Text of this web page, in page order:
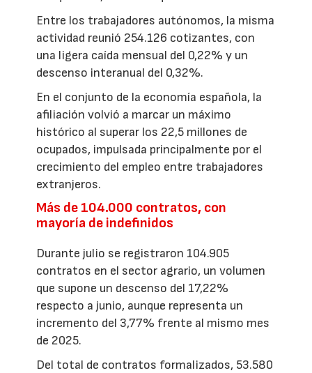
Entre los trabajadores autónomos, la misma
actividad reunió 254.126 cotizantes, con
una ligera caída mensual del 0,22% y un
descenso interanual del 0,32%.
En el conjunto de la economía española, la
afiliación volvió a marcar un máximo
histórico al superar los 22,5 millones de
ocupados, impulsada principalmente por el
crecimiento del empleo entre trabajadores
extranjeros.
Más de 104.000 contratos, con
mayoría de indefinidos
Durante julio se registraron 104.905
contratos en el sector agrario, un volumen
que supone un descenso del 17,22%
respecto a junio, aunque representa un
incremento del 3,77% frente al mismo mes
de 2025.
Del total de contratos formalizados, 53.580